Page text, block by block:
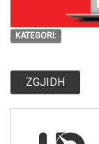
KATEGORI:
ZGJIDH